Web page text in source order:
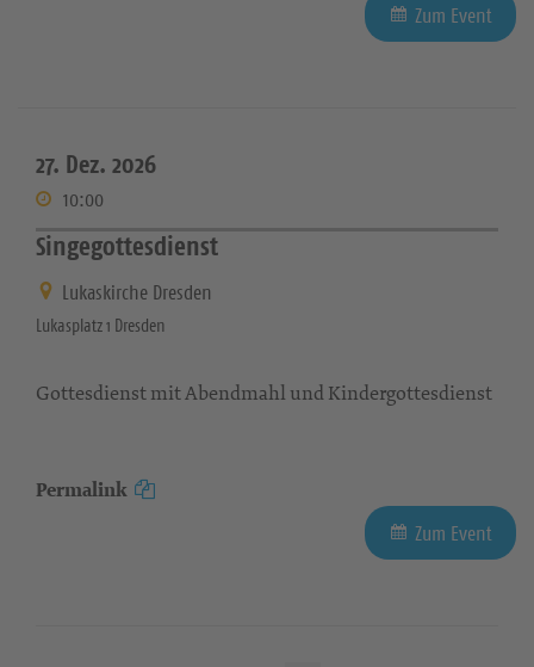
Zum Event
27. Dez. 2026
10:00
Singegottesdienst
Lukaskirche Dresden
Lukasplatz 1 Dresden
Gottesdienst mit Abendmahl und Kindergottesdienst
Permalink
Zum Event